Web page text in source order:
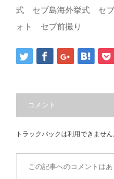
式 セブ島海外挙式 セブ
ォト セブ前撮り
コメント
トラックバックは利用できません
この記事へのコメントはあ